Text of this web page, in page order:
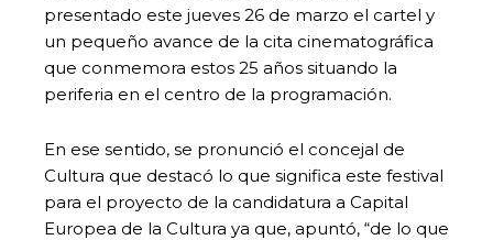
presentado este jueves 26 de marzo el cartel y
un pequeño avance de la cita cinematográfica
que conmemora estos 25 años situando la
periferia en el centro de la programación.
En ese sentido, se pronunció el concejal de
Cultura que destacó lo que significa este festival
para el proyecto de la candidatura a Capital
Europea de la Cultura ya que, apuntó, “de lo que